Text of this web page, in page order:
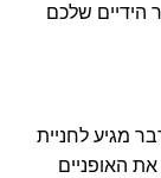
הידיים שלכם
מגיע לחניית
האופניים